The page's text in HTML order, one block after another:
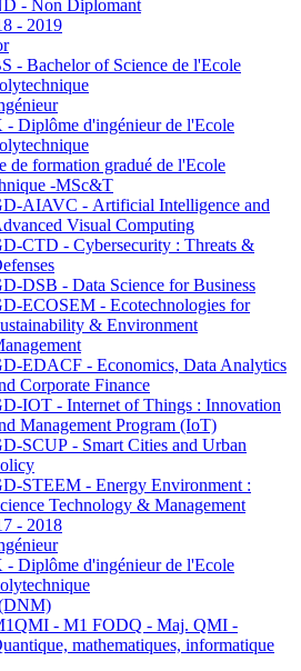
- Non Diplomant
- 2019
- Bachelor of Science de l'Ecole
- Diplôme d'ingénieur de l'Ecole
de formation gradué de l'Ecole
-MSc&T
AIAVC - Artificial Intelligence and
Visual Computing
CTD - Cybersecurity : Threats &
DSB - Data Science for Business
ECOSEM - Ecotechnologies for
& Environment
EDACF - Economics, Data Analytics
Corporate Finance
IOT - Internet of Things : Innovation
Management Program (IoT)
SCUP - Smart Cities and Urban
STEEM - Energy Environment :
Technology & Management
- 2018
- Diplôme d'ingénieur de l'Ecole
- M1 FODQ - Maj. QMI -
mathematiques, informatique